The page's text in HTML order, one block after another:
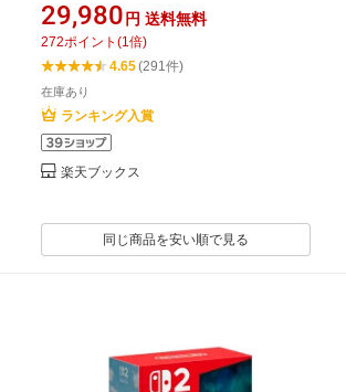
29,980 円 送料無料
272ポイント (1 倍)
4.65(291件)
在庫あり
ランキング入賞
楽天ブックス
同じ商品を安い順で見る